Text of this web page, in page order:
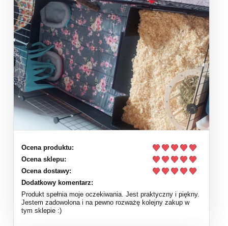
Ocena produktu:
Ocena sklepu:
Ocena dostawy:
Dodatkowy komentarz:
Produkt spełnia moje oczekiwania. Jest praktyczny i piękny.
Jestem zadowolona i na pewno rozważę kolejny zakup w
tym sklepie :)